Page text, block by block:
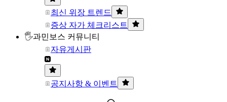
최신 위장 트렌드
증상 자가 체크리스트
🖐과민보스 커뮤니티
자유게시판
공지사항 & 이벤트